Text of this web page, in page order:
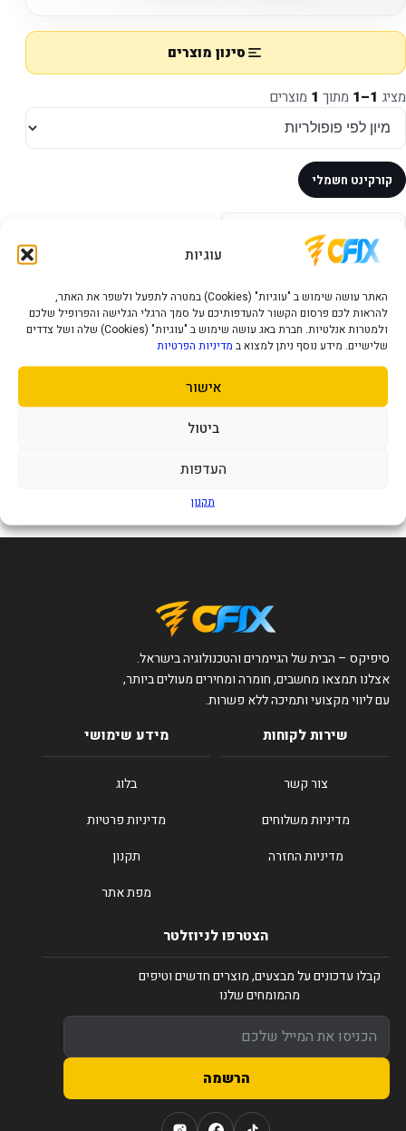
עוגיות
האתר עושה שימוש ב "עוגיות" (Cookies) במטרה לתפעל ולשפר את האתר,
להראות לכם פרסום הקשור להעדפותיכם על סמך הרגלי הגלישה והפרופיל שלכם
ולמטרות אנלטיות. חברת באג עושה שימוש ב "עוגיות" (Cookies) שלה ושל צדדים
שלישיים. מידע נוסף ניתן למצוא ב מדיניות הפרטיות
אישור
ביטול
העדפות
תקנון
סינון מוצרים
מציג 1–1 מתוך 1 מוצרים
קורקינט חשמלי
קורקינט חשמלי שיאומי דור 5 דגם
סיפיקס – הבית של הגיימרים והטכנולוגיה בישראל.
אצלנו תמצאו מחשבים, חומרה ומחירים מעולים ביותר,
עם ליווי מקצועי ותמיכה ללא פשרות.
שירות לקוחות
צור קשר
מדיניות משלוחים
מדיניות החזרה
מידע שימושי
בלוג
מדיניות פרטיות
תקנון
מפת אתר
הצטרפו לניוזלטר
קבלו עדכונים על מבצעים, מוצרים חדשים וטיפים
מהמומחים שלנו
הרשמה